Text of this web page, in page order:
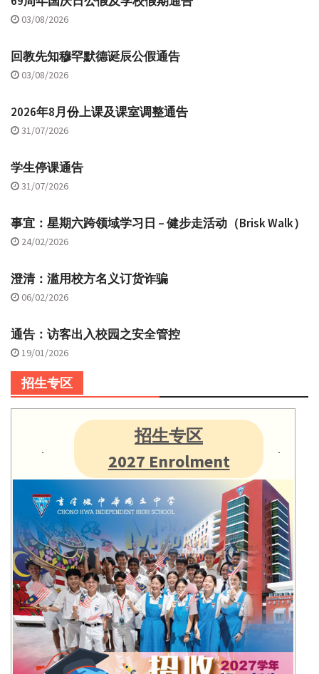
03/08/2026
回教先知穆罕默德诞辰公假通告
03/08/2026
2026年8月份上课及课室调整通告
31/07/2026
学生停课通告
31/07/2026
事宜：星期六跨领域学习日 – 健步走活动（Brisk Walk）
24/02/2026
澄清：滥用校方名义订货诈骗
06/02/2026
通告：访客出入校园之安全管控
19/01/2026
招生专区
招生专区
2027 Enrolment